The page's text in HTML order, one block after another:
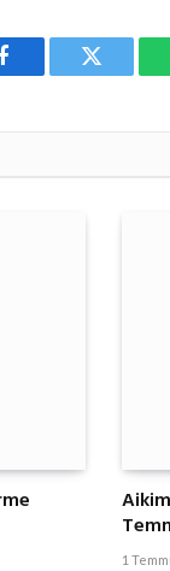
Facebook Twitter
1